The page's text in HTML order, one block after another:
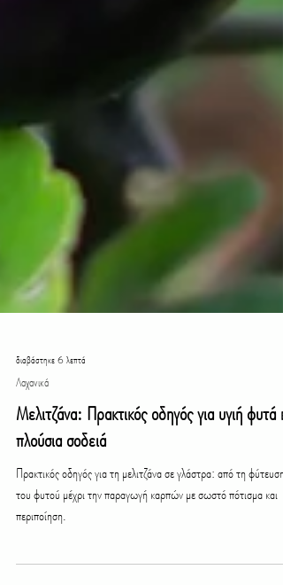
διαβάστηκε 6 λεπτά
Λαχανικά
Μελιτζάνα: Πρακτικός οδηγός για υγιή φυτά και
πλούσια σοδειά